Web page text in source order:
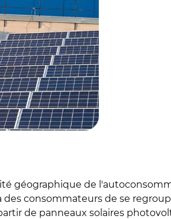
géographique de
consommateurs de se
de panneaux solaires